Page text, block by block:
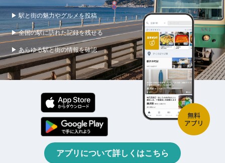
▶ 駅と街の魅力やグルメを投稿
▶ 全国の駅に訪れた記録を残せる
▶ あらゆる駅と街の情報を確認
アプリについて詳しくはこちら